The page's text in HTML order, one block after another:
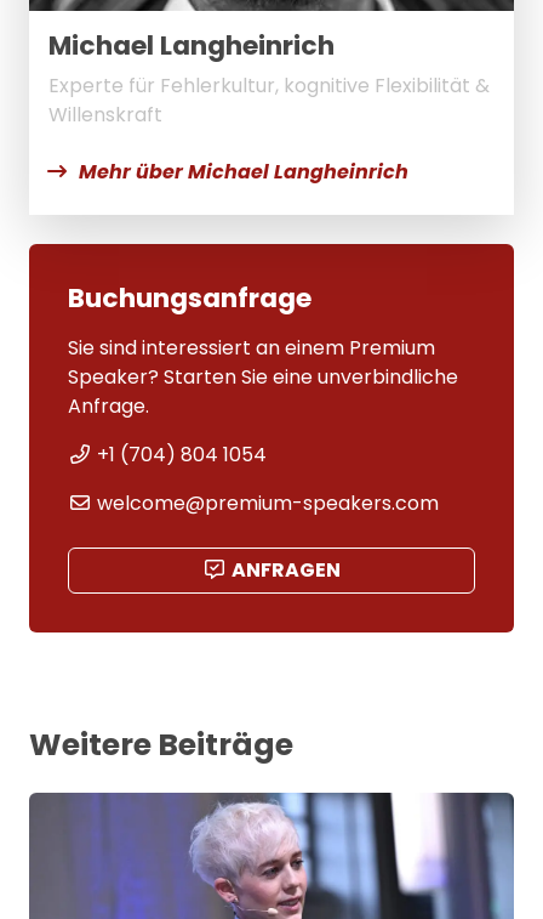
Michael Langheinrich
Experte für Fehlerkultur, kognitive Flexibilität &
Willenskraft
Mehr über Michael Langheinrich
Buchungsanfrage
Sie sind interessiert an einem Premium
Speaker? Starten Sie eine unverbindliche
Anfrage.
+1 (704) 804 1054
welcome@premium-speakers.com
ANFRAGEN
Weitere Beiträge